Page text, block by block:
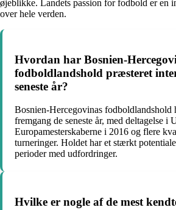
øjeblikke. Landets passion for fodbold er en
over hele verden.
Hvordan har Bosnien-
fodboldlandshold præsteret
seneste år?
Bosnien-Hercegovinas fodboldlandshold
fremgang de seneste år, med deltagelse i
Europamesterskaberne i 2016 og flere
turneringer. Holdet har et stærkt
perioder med udfordringer.
Hvilke er nogle af de mest